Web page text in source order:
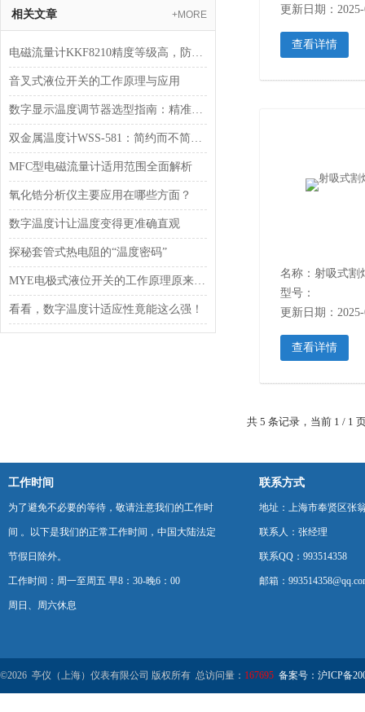
相关文章 +MORE
电磁流量计KKF8210精度等级高，防护效果好！
音叉式液位开关的工作原理与应用
数字显示温度调节器选型指南：精准控温，适配全场景工业需求
双金属温度计WSS-581：简约而不简单的工业测温利器
MFC型电磁流量计适用范围全面解析
氧化锆分析仪主要应用在哪些方面？
数字温度计让温度变得更准确直观
探秘套管式热电阻的“温度密码”
MYE电极式液位开关的工作原理原来是这样的
看看，数字温度计适应性竟能这么强！
更新日期：
查看详情
名称：射吸式割
型号：
更新日期：
查看详情
共 5 条记录，当前 1 / 1
工作时间
为了避免不必要的等待，敬请注意我们的工作时
间 。以下是我们的正常工作时间，中国大陆法定
节假日除外。
工作时间：周一至周五 早8：30-晚6：00
周日、周六休息
联系方式
地址：上海市奉贤区张
联系人：张经理
联系QQ：993514358
邮箱：
©2026 亭仪（上海）仪表有限公司 版权所有 总访问量： 167695 备案号：沪ICP备